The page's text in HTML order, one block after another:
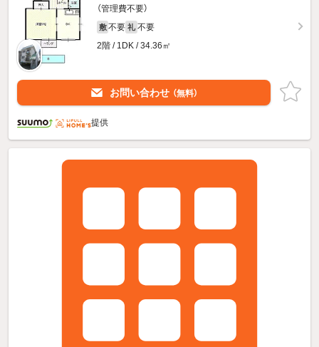
（管理費不要）
敷 不要 礼 不要
2階 / 1DK / 34.36㎡
お問い合わせ （無料）
提供